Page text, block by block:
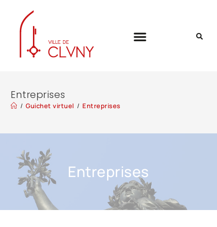
Entreprises
/ Guichet virtuel / Entreprises
Entreprises